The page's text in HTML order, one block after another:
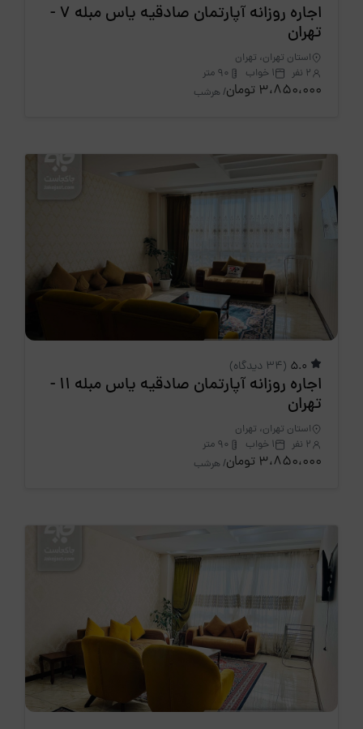
اجاره روزانه آپارتمان صادقیه یاس مبله 7 -
تهران
استان تهران، تهران
2 نفر
1 خواب 90 متر
3،850،000 تومان / هرشب
(34 دیدگاه)
اجاره روزانه آپارتمان صادقیه یاس مبله 11 -
تهران
استان تهران، تهران
2 نفر
1 خواب 90 متر
3،850،000 تومان / هرشب